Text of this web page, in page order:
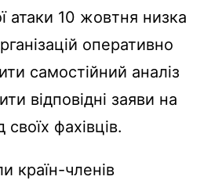
атаки 10 жовтня низка
оперативно
самостійний аналіз
відповідні заяви на
своїх фахівців.
країн-членів